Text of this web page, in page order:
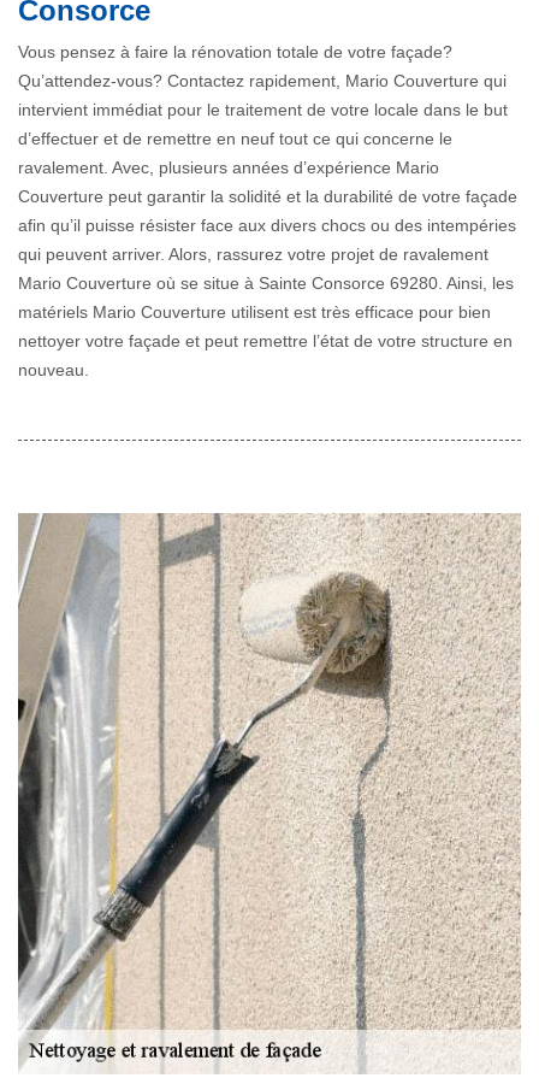
Consorce
Vous pensez à faire la rénovation totale de votre façade?
Qu’attendez-vous? Contactez rapidement, Mario Couverture qui
intervient immédiat pour le traitement de votre locale dans le but
d’effectuer et de remettre en neuf tout ce qui concerne le
ravalement. Avec, plusieurs années d’expérience Mario
Couverture peut garantir la solidité et la durabilité de votre façade
afin qu’il puisse résister face aux divers chocs ou des intempéries
qui peuvent arriver. Alors, rassurez votre projet de ravalement
Mario Couverture où se situe à Sainte Consorce 69280. Ainsi, les
matériels Mario Couverture utilisent est très efficace pour bien
nettoyer votre façade et peut remettre l’état de votre structure en
nouveau.